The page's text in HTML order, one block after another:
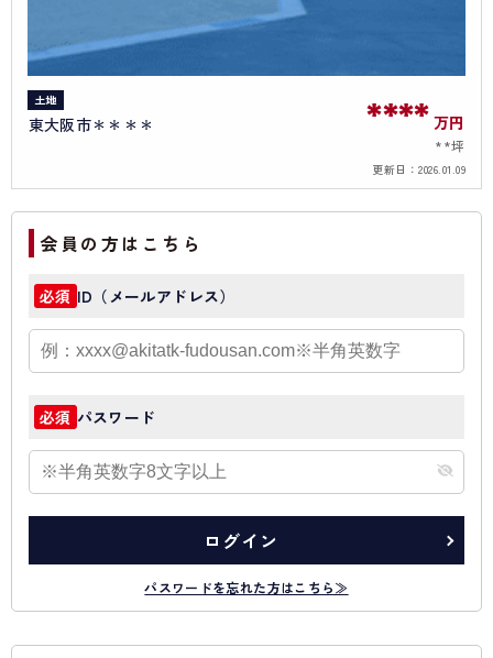
土地
東大阪市＊＊＊＊ **** 万円
**坪
更新日： 2026.01.09
会員の方はこちら
必須 ID（メールアドレス）
必須 パスワード
ログイン
パスワードを忘れた方はこちら≫